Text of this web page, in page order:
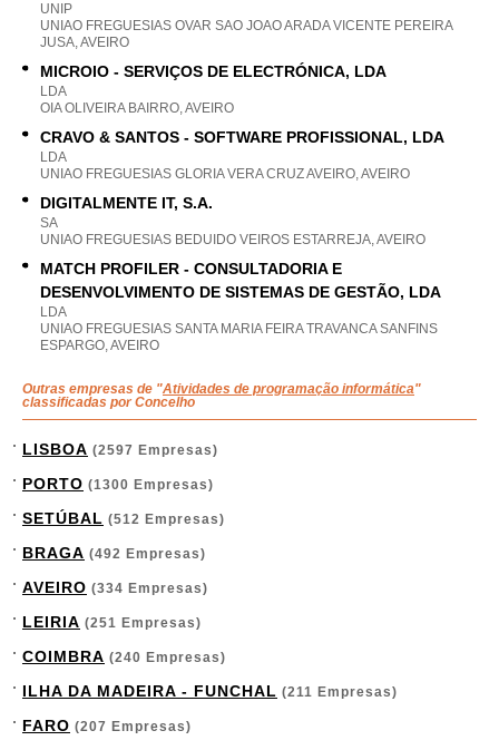
UNIP
UNIAO FREGUESIAS OVAR SAO JOAO ARADA VICENTE PEREIRA
JUSA, AVEIRO
MICROIO - SERVIÇOS DE ELECTRÓNICA, LDA
LDA
OIA OLIVEIRA BAIRRO, AVEIRO
CRAVO & SANTOS - SOFTWARE PROFISSIONAL, LDA
LDA
UNIAO FREGUESIAS GLORIA VERA CRUZ AVEIRO, AVEIRO
DIGITALMENTE IT, S.A.
SA
UNIAO FREGUESIAS BEDUIDO VEIROS ESTARREJA, AVEIRO
MATCH PROFILER - CONSULTADORIA E
DESENVOLVIMENTO DE SISTEMAS DE GESTÃO, LDA
LDA
UNIAO FREGUESIAS SANTA MARIA FEIRA TRAVANCA SANFINS
ESPARGO, AVEIRO
Outras empresas de "Atividades de programação informática"
classificadas por Concelho
LISBOA (2597 Empresas)
PORTO (1300 Empresas)
SETÚBAL (512 Empresas)
BRAGA (492 Empresas)
AVEIRO (334 Empresas)
LEIRIA (251 Empresas)
COIMBRA (240 Empresas)
ILHA DA MADEIRA - FUNCHAL (211 Empresas)
FARO (207 Empresas)